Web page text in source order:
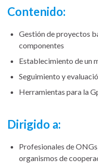
Contenido:
Gestión de proyectos
componentes
Establecimiento de un
Seguimiento y
Herramientas para la
Dirigido a:
Profesionales de
organismos de